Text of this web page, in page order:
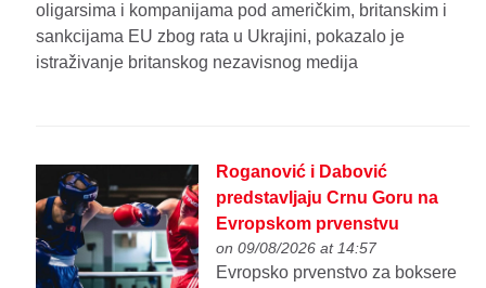
oligarsima i kompanijama pod američkim, britanskim i
sankcijama EU zbog rata u Ukrajini, pokazalo je
istraživanje britanskog nezavisnog medija
Roganović i Dabović
predstavljaju Crnu Goru na
Evropskom prvenstvu
on 09/08/2026 at 14:57
Evropsko prvenstvo za boksere